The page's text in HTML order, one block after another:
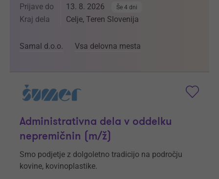
Prijave do 13. 8. 2026 Še 4 dni
Kraj dela Celje, Teren Slovenija
Samal d.o.o. Vsa delovna mesta
Administrativna dela v oddelku
nepremičnin (m/ž)
Smo podjetje z dolgoletno tradicijo na področju
kovine, kovinoplastike.